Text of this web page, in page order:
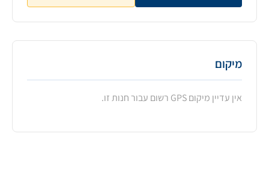
מיקום
אין עדיין מיקום GPS רשום עבור חנות זו.